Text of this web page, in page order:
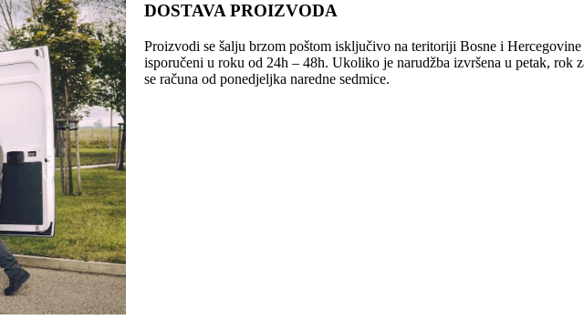
DOSTAVA PROIZVODA
Proizvodi se šalju brzom poštom isključivo na teritoriji Bosne i
isporučeni u roku od 24h – 48h. Ukoliko je narudžba izvršena u petak, rok
se računa od ponedjeljka naredne sedmice.